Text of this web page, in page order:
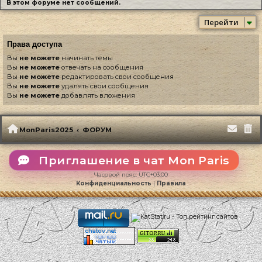
В этом форуме нет сообщений.
Перейти
Права доступа
Выне можете начинать темы
Вы не можетеотвечать на сообщения
Вы не можетередактировать свои сообщения
Вы не можете удалять свои сообщения
Вы не можетедобавлять вложения
MonParis2025 ФОРУМ
Приглашение в чат Mon Paris
Часовой пояс:UTC+03:00
Конфиденциальность|Правила